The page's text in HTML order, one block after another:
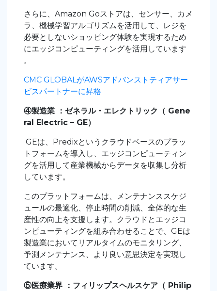
さらに、Amazon Goストアは、センサー、カメ
ラ、機械学習アルゴリズムを活用して、レジを
必要としないショッピング体験を実現するため
にエッジコンピューティングを活用しています
。
CMC GLOBALがAWSアドバンストティアサー
ビスパートナーに昇格
④製造業 ：ゼネラル・エレクトリック（ Gene
ral Electric – GE）
GEは、Predixというクラウドベースのプラッ
トフォームを導入し、エッジコンピューティン
グを活用して産業機械からデータを収集し分析
しています。
このプラットフォームは、メンテナンススケジ
ュールの最適化、停止時間の削減、全体的な生
産性の向上を支援します。クラウドとエッジコ
ンピューティングを組み合わせることで、GEは
製造業においてリアルタイムのモニタリング、
予測メンテナンス、より良い意思決定を実現し
ています。
⑤医療業界 ：フィリップスヘルスケア（ Philip